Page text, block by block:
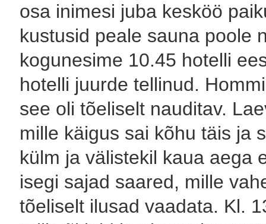
osa inimesi juba kesköö
kustusid peale sauna poole
kogunesime 10.45 hotelli
hotelli juurde tellinud.
see oli tõeliselt nauditav.
mille käigus sai kõhu täis ja
külm ja välistekil kaua aega
isegi sajad saared, mille
tõeliselt ilusad vaadata. Kl.